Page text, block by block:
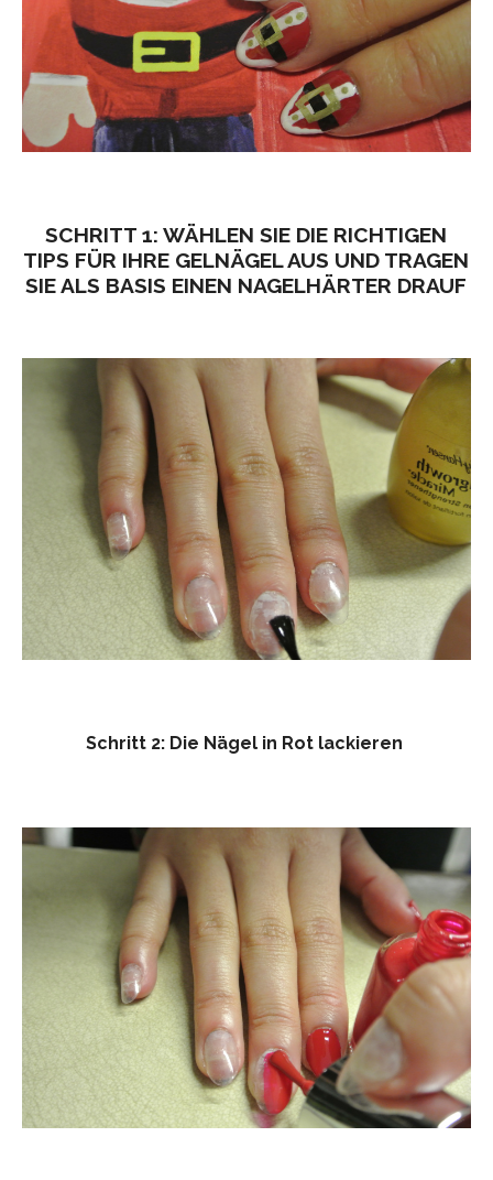
SCHRITT 1: WÄHLEN SIE DIE RICHTIGEN
TIPS FÜR IHRE GELNÄGEL AUS UND TRAGEN
SIE ALS BASIS EINEN NAGELHÄRTER DRAUF
Schritt 2: Die Nägel in Rot lackieren